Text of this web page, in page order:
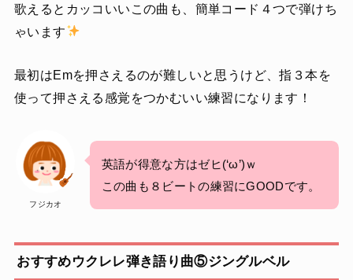
歌えるとカッコいいこの曲も、簡単コード４つで弾けち
ゃいます
最初はEmを押さえるのが難しいと思うけど、指３本を
使って押さえる感覚をつかむいい練習になります！
フジカオ
英語が得意な方はゼヒ(‘ω’)ｗ
この曲も８ビートの練習にGOODです。
おすすめウクレレ弾き語り曲⑤ジングルベル